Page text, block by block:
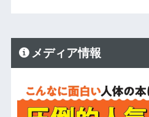
メディア情報